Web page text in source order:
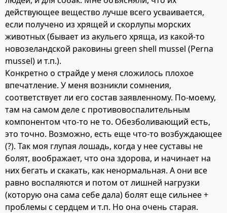
действующее вещество лучше всего усваивается,
если получено из хрящей и скорлупы морских
животных (бывает из акульего хряща, из какой-то
новозеландской раковины green shell mussel (Perna
mussel) и т.п.).
Конкретно о страйде у меня сложилось плохое
впечатление. У меня возникли сомнения,
соответствует ли его состав заявленному. По-моему,
там на самом деле с противовоспалительным
компонентом что-то не то. Обезболивающий есть,
это точно. Возможно, есть еще что-то возбуждающее
(?). Так моя глупая лошадь, когда у нее суставы не
болят, воображает, что она здорова, и начинает на
них бегать и скакать, как ненормальная. А они все
равно воспаляются и потом от лишней нагрузки
(которую она сама себе дала) болят еще сильнее +
проблемы с сердцем и т.п. Но она очень старая.